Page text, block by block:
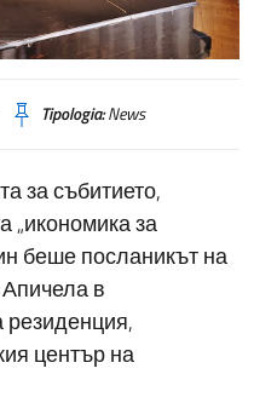
Tipologia:News
за събитието,
„икономика за
беше посланикът на
в
резиденция,
център на